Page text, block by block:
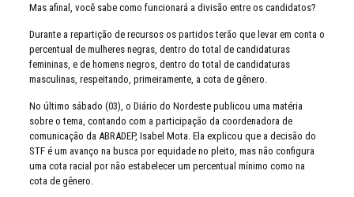
Mas afinal, você sabe como funcionará a divisão entre os candidatos?
Durante a repartição de recursos os partidos terão que levar em conta o
percentual de mulheres negras, dentro do total de candidaturas
femininas, e de homens negros, dentro do total de candidaturas
masculinas, respeitando, primeiramente, a cota de gênero.
No último sábado (03), o Diário do Nordeste publicou uma matéria
sobre o tema, contando com a participação da coordenadora de
comunicação da ABRADEP, Isabel Mota. Ela explicou que a decisão do
STF é um avanço na busca por equidade no pleito, mas não configura
uma cota racial por não estabelecer um percentual mínimo como na
cota de gênero.